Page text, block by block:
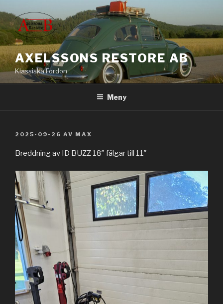
innehåll
AXELSSONS RESTORE AB
Klassiska Fordon
Meny
PUBLICERAT
2025-09-26 AV MAX
Breddning av ID BUZZ 18″ fälgar till 11″